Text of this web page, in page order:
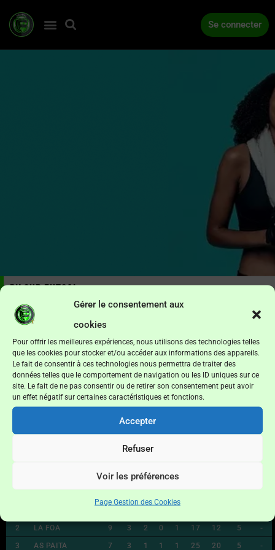
Gérer le consentement aux
cookies
Pour offrir les meilleures expériences, nous utilisons des technologies telles
que les cookies pour stocker et/ou accéder aux informations des appareils.
Le fait de consentir à ces technologies nous permettra de traiter des
données telles que le comportement de navigation ou les ID uniques sur ce
site. Le fait de ne pas consentir ou de retirer son consentement peut avoir
un effet négatif sur certaines caractéristiques et fonctions.
Accepter
Refuser
Voir les préférences
Page Gestion des Cookies
Se connecter
PH sud Futsal
Agenda/Résultats
Date Rencontre Hr/Score Lieu Jour
No data available in table
Classement
Pos Club Pt M V N D P C DF Pé
2 LA FOA 9 3 2 0 1 17 12 5 -
3 AS PAITA 7 3 1 1 1 25 20 5 -